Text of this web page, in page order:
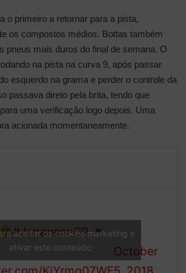
o primeiro a retornar para a pista,
os compostos médios. Bottas também
pneus mais duros do final de semana. O
na pista na curva 9, após passar
esquerdo na grama e perder o controle da
passava direto pela brita, tendo que
uma verificação logo depois. Uma
acionada momentaneamente.
#JapaneseGP
1 (@F1)
October
aceitar os cookies marketing e
ativar este conteúdo